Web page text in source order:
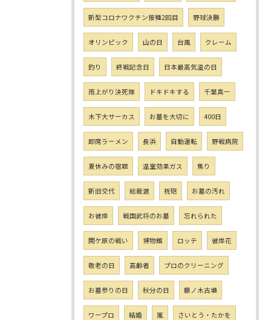
新型コロナワクチン接種2回目 野球決勝
オリンピック 山の日 台風 クレーム
釣り 終戦記念日 日本最高気温の日
雨上がり決死隊 ドキドキする 千葉真一
木下大サーカス お墓を大切に 400日
即席ラーメン 長浜 自動運転 野戦病院
夏休みの宿題 温室効果ガス 焦り
新旧交代 総裁選 祝砲 お墓の汚れ
お彼岸 戦国武将のお墓 忘れられた
関ケ原の戦い 博物館 ロッテ 彼岸花
敬老の日 高齢者 プロのクリーニング
お墓参りの日 秋分の日 藤ノ木古墳
ワープロ 結婚 嵐 さいとう・たかを